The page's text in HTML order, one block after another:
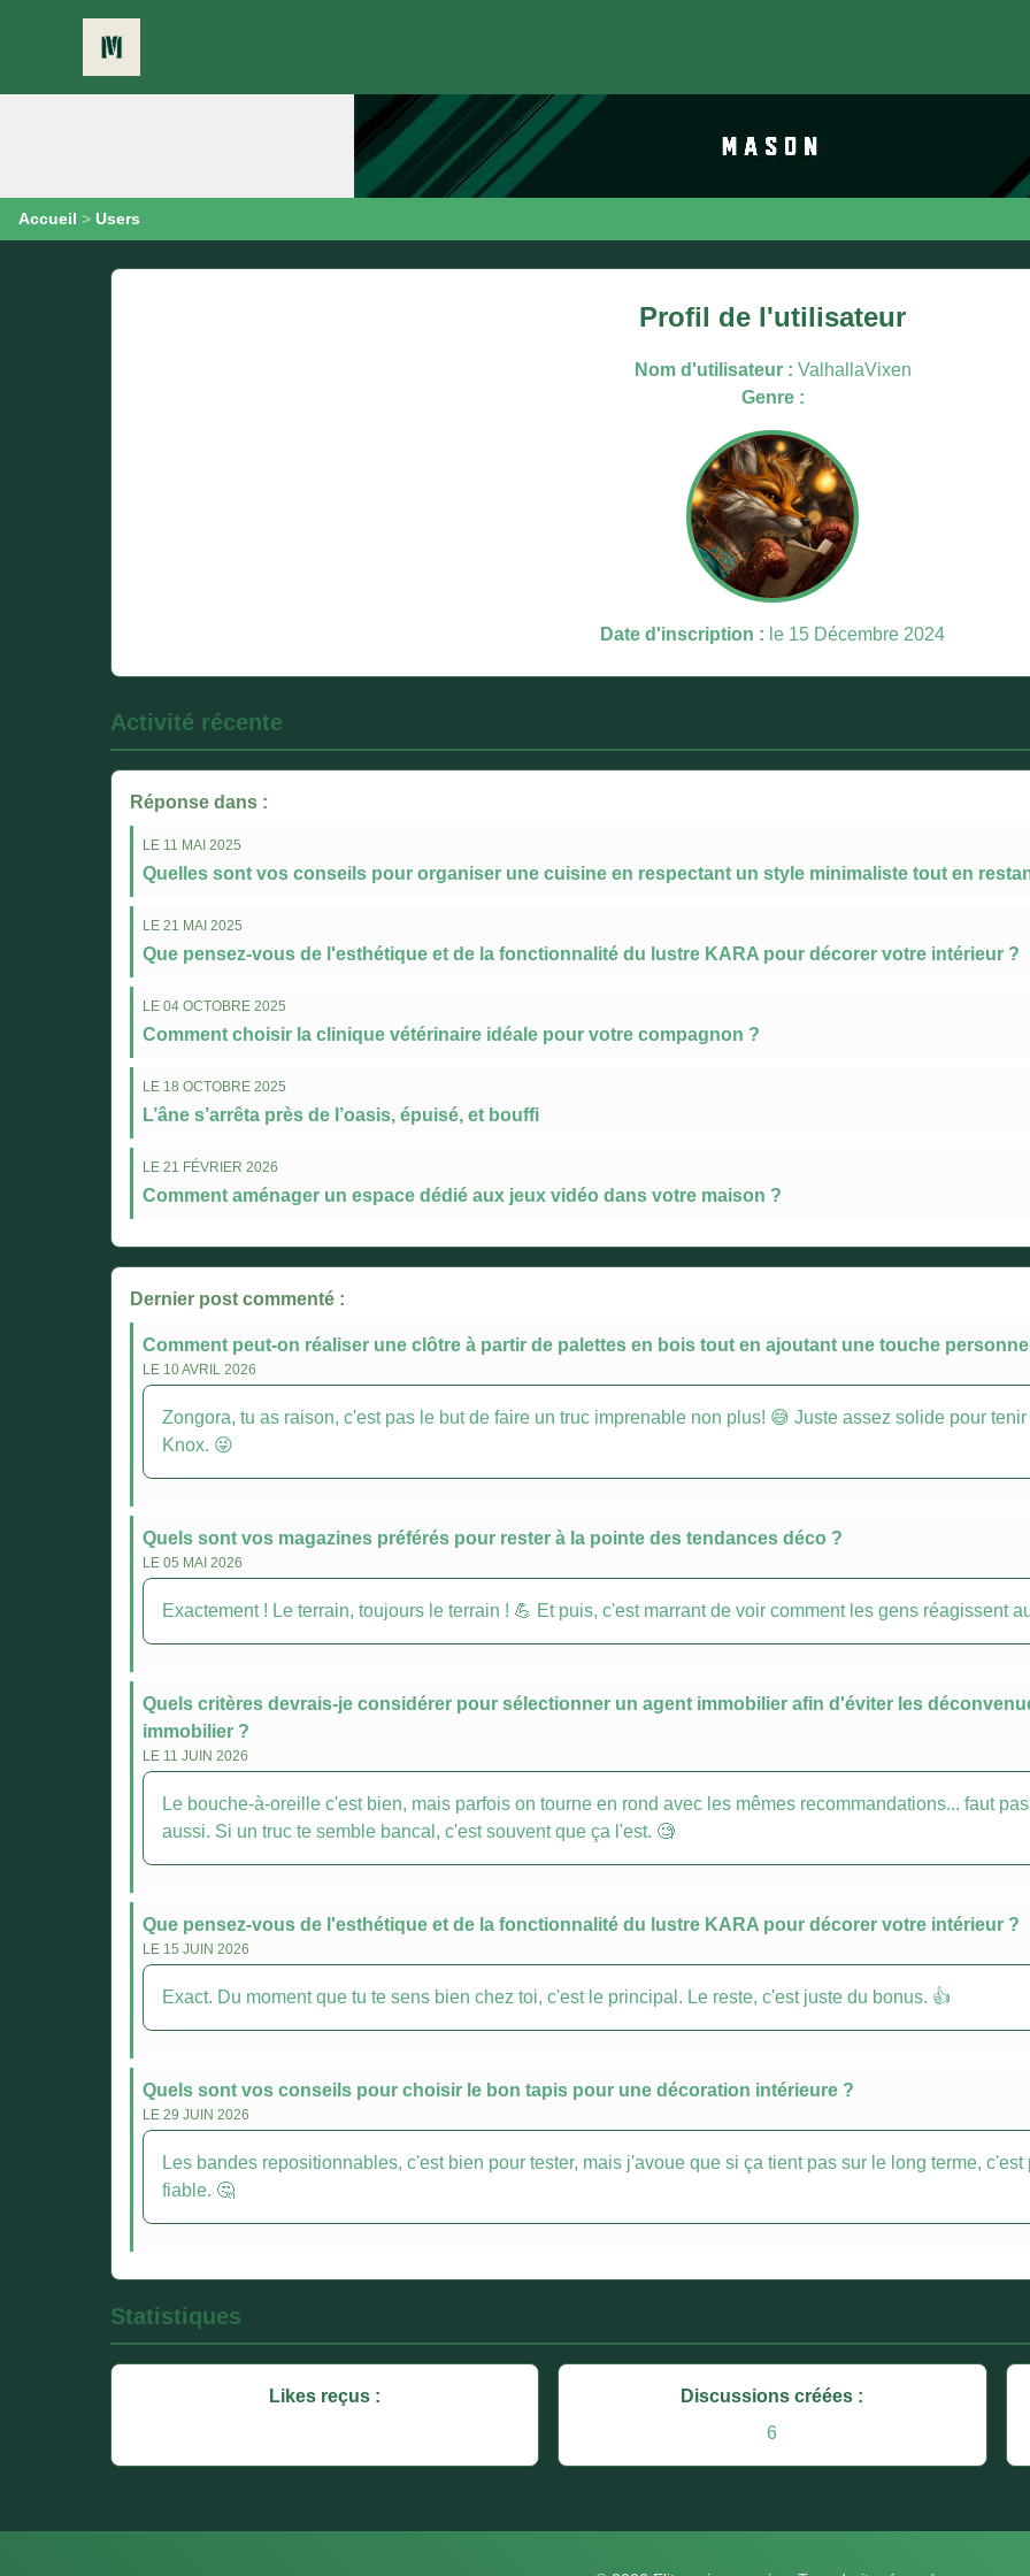
Accueil > Users
Profil de l'utilisateur
Nom d'utilisateur : ValhallaVixen
Genre :
Date d'inscription : le 15 Décembre 2024
Activité récente
Réponse dans :
LE 11 MAI 2025
Quelles sont vos conseils pour organiser une cuisine en respectant un style minimaliste tout en
LE 21 MAI 2025
Que pensez-vous de l'esthétique et de la fonctionnalité du lustre KARA pour décorer votre intérieur ?
LE 04 OCTOBRE 2025
Comment choisir la clinique vétérinaire idéale pour votre compagnon ?
LE 18 OCTOBRE 2025
L’âne s’arrêta près de l’oasis, épuisé, et bouffi
LE 21 FÉVRIER 2026
Comment aménager un espace dédié aux jeux vidéo dans votre maison ?
Dernier post commenté :
Comment peut-on réaliser une clôtre à partir de palettes en bois tout en ajoutant une touche
LE 10 AVRIL 2026
Zongora, tu as raison, c'est pas le but de faire un truc imprenable non plus! 😅 Juste assez solide pour
Knox. 😜
Quels sont vos magazines préférés pour rester à la pointe des tendances déco ?
LE 05 MAI 2026
Exactement ! Le terrain, toujours le terrain ! 💪 Et puis, c'est marrant de voir comment les gens réagissent
Quels critères devrais-je considérer pour sélectionner un agent immobilier afin d'éviter les
immobilier ?
LE 11 JUIN 2026
Le bouche-à-oreille c'est bien, mais parfois on tourne en rond avec les mêmes recommandations... faut
aussi. Si un truc te semble bancal, c'est souvent que ça l'est. 🧐
Que pensez-vous de l'esthétique et de la fonctionnalité du lustre KARA pour décorer votre intérieur ?
LE 15 JUIN 2026
Exact. Du moment que tu te sens bien chez toi, c'est le principal. Le reste, c'est juste du bonus. 👍
Quels sont vos conseils pour choisir le bon tapis pour une décoration intérieure ?
LE 29 JUIN 2026
Les bandes repositionnables, c'est bien pour tester, mais j'avoue que si ça tient pas sur le long terme,
fiable. 🤔
Statistiques
Likes reçus :
Discussions créées :
6